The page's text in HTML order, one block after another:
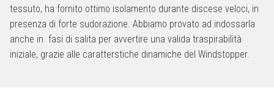
tessuto, ha fornito ottimo isolamento durante discese veloci, in
presenza di forte sudorazione. Abbiamo provato ad indossarla
anche in fasi di salita per avvertire una valida traspirabilità
iniziale, grazie alle caratterstiche dinamiche del Windstopper.